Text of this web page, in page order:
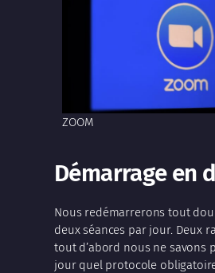
ZOOM
Démarrage en
Nous redémarrerons tout
deux séances par jour. Deux
tout d’abord nous ne savons
jour quel protocole